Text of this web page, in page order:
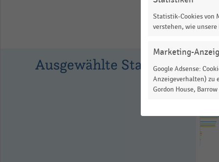
Ausgewählte Statistiken
Statistik-Cookies von
verstehen, wie
Marketing-
Google Adsense:
Anzeigeverhalten) zu
Gordon House,